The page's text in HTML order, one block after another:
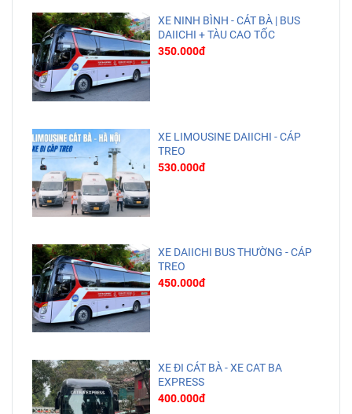
XE NINH BÌNH - CÁT BÀ | BUS
DAIICHI + TÀU CAO TỐC
350.000đ
XE LIMOUSINE DAIICHI - CÁP
TREO
530.000đ
XE DAIICHI BUS THƯỜNG - CÁP
TREO
450.000đ
XE ĐI CÁT BÀ - XE CAT BA
EXPRESS
400.000đ